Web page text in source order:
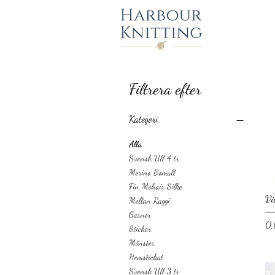
Filtrera efter
Kategori
Alla
Svensk Ull 4 tr
Merino Bomull
Fin Mohair Silke
Mellan Raggi
Garner
Stickor
Mönster
Hemstickat
Svensk Ull 3 tr